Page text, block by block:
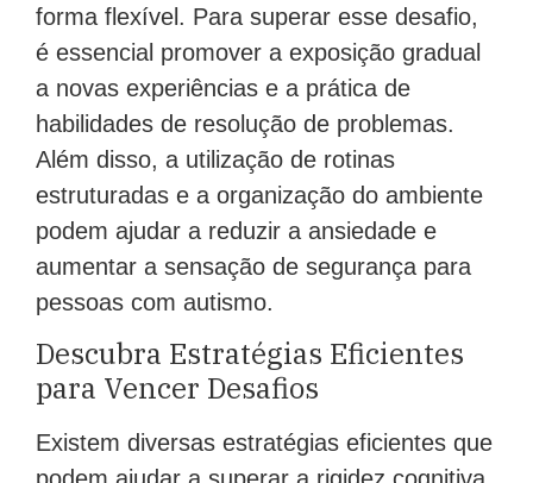
forma flexível. Para superar esse desafio,
é essencial promover a exposição gradual
a novas experiências e a prática de
habilidades de resolução de problemas.
Além disso, a utilização de rotinas
estruturadas e a organização do ambiente
podem ajudar a reduzir a ansiedade e
aumentar a sensação de segurança para
pessoas com autismo.
Descubra Estratégias Eficientes
para Vencer Desafios
Existem diversas estratégias eficientes que